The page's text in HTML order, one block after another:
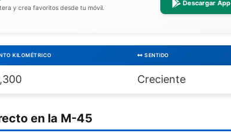
y crea favoritos desde tu móvil.
Descargar App
KILOMÉTRICO SENTIDO
Creciente
en la M-45